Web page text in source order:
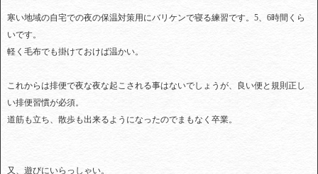
寒い地域の自宅での夜の保温対策用にバリケンで寝る練習です。5、6時間くら
いです。
軽く毛布でも掛けておけば温かい。
これからは排便で夜な夜な起こされる事はないでしょうが、良い便と規則正し
い排便習慣が必須。
道筋も立ち、散歩も出来るようになったのでまもなく卒業。
又、遊びにいらっしゃい。